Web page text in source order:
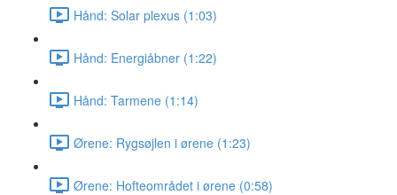
Hånd: Solar plexus (1:03)
Hånd: Energiåbner (1:22)
Hånd: Tarmene (1:14)
Ørene: Rygsøjlen i ørene (1:23)
Ørene: Hofteområdet i ørene (0:58)